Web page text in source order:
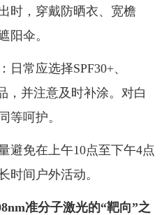
时，穿戴防晒衣、宽檐
阳伞。
日常应选择SPF30+、
，并注意及时补涂。对白
等呵护。
避免在上午10点至下午4点
时间户外活动。
准分子激光的“靶向”之